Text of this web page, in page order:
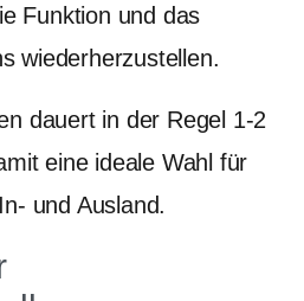
Funktion und das
wiederherzustellen.
dauert in der Regel 1-2
eine ideale Wahl für
und Ausland.